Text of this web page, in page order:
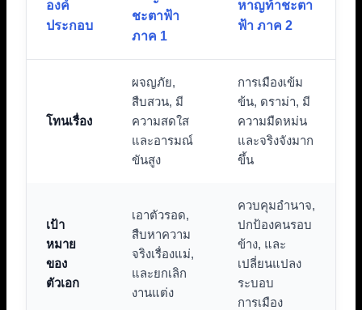
องค์
ประกอบ
ชะตาฟ้า
ภาค 1
หาญท้าชะตา
ฟ้า ภาค 2
โทนเรื่อง
ผจญภัย,
สืบสวน, มี
ความสดใส
และอารมณ์
ขันสูง
การเมืองเข้ม
ข้น, ดราม่า, มี
ความมืดหม่น
และจริงจังมาก
ขึ้น
เป้า
หมาย
ของ
ตัวเอก
เอาตัวรอด,
สืบหาความ
จริงเรื่องแม่,
และยกเลิก
งานแต่ง
ควบคุมอำนาจ,
ปกป้องคนรอบ
ข้าง, และ
เปลี่ยนแปลง
ระบอบ
การเมือง